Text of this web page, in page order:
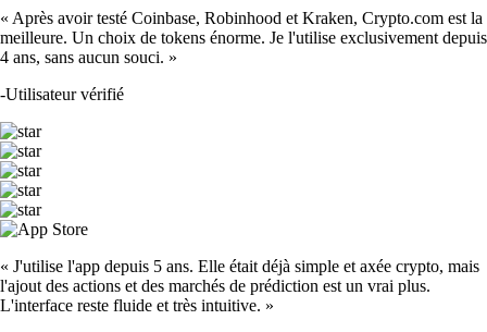
« Après avoir testé Coinbase, Robinhood et Kraken, Crypto.com est la
meilleure. Un choix de tokens énorme. Je l'utilise exclusivement depuis
4 ans, sans aucun souci. »
-Utilisateur vérifié
« J'utilise l'app depuis 5 ans. Elle était déjà simple et axée crypto, mais
l'ajout des actions et des marchés de prédiction est un vrai plus.
L'interface reste fluide et très intuitive. »